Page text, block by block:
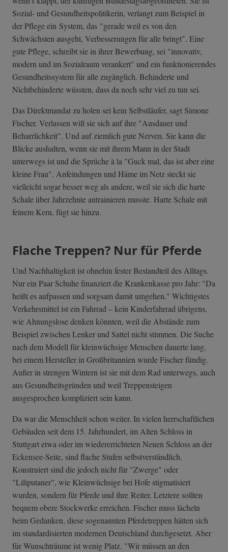
Sozial- und Gesundheitspolitikerin, verlangt zum Beispiel in
der Pflege ein System, das "gerade weil es von den
Schwächsten ausgeht, Verbesserungen für alle bringt". Eine
gute Pflege, schreibt sie in ihrer Bewerbung, sei "innovativ,
modern und im Sozialraum verankert" und ein funktionierendes
Gesundheitssystem für alle zugänglich. Behinderte und
Nichtbehinderte wüssten, dass da noch sehr viel zu tun sei.
Das Direktmandat zu holen sei kein Selbstläufer, sagt Simone
Fischer. Verlassen will sie sich auf ihre "Ausdauer und
Beharrlichkeit". Und auf ziemlich gute Nerven. Sie kann die
Blicke aushalten, wenn sie mit ihrem Mann in der Stadt
unterwegs ist und die Sprüche à la "Guck mal, das ist aber eine
kleine Frau". Anfeindungen und Häme im Netz steckt sie
vielleicht sogar besser weg als andere, weil sie sich die harte
Schale über Jahrzehnte antrainieren musste. Harte Schale mit
feinem Kern, fügt sie hinzu.
Flache Treppen? Nur für Pferde
Und Nachhaltigkeit ist ohnehin fester Bestandteil des Alltags.
Nur ein Paar Schuhe finanziert die Krankenkasse pro Jahr: "Da
heißt es aufpassen und sorgsam damit umgehen." Wichtigstes
Verkehrsmittel ist ein Fahrrad – kein Kinderfahrrad übrigens,
wie Ahnungslose denken könnten, weil die Abstände zum
Beispiel zwischen Lenker und Sattel nicht stimmen. Die Suche
nach dem Modell für kleinwüchsige Menschen dauerte lang,
bei einem Hersteller in Großbritannien wurde Fischer fündig.
Außer in strengen Wintern ist sie mit dem Rad unterwegs, auch
aus Gesundheitsgründen und weil Treppensteigen
ausgesprochen kompliziert sein kann.
Da war die Menschheit schon weiter. In vielen herrschaftlichen
Gebäuden seit dem 15. Jahrhundert, im Alten Schloss in
Stuttgart etwa oder im wiedererrichteten Neuen Schloss an der
Eckensee-Seite, sind flache Stufen selbstverständlich.
Konstruiert sind die jedoch nicht für "Zwerge" oder
"Liliputaner", wie Kleinwüchsige bei Hofe stigmatisiert
wurden, sondern für Pferde und ihre Reiter. Letztere sollten
bequem obere Stockwerke erreichen. Fischer muss lächeln
beim Gedanken, diese sogenannten Pferdetreppen hätten sich
im standardisierten modernen Deutschland durchgesetzt. Aber
für Wunschträume ist wenig Platz. "Wir müssen an den